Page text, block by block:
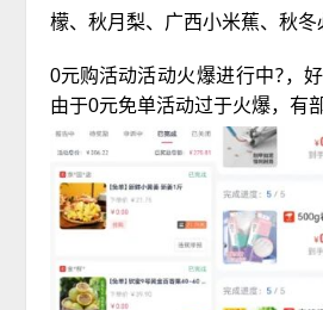
檬、秋月梨、广西小米蕉、秋
0元购活动活动火爆进行中?，
由于0元免单活动过于火爆，有